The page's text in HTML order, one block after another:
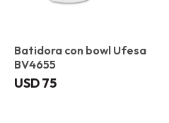
Batidora con bowl Ufesa
BV4655
USD75